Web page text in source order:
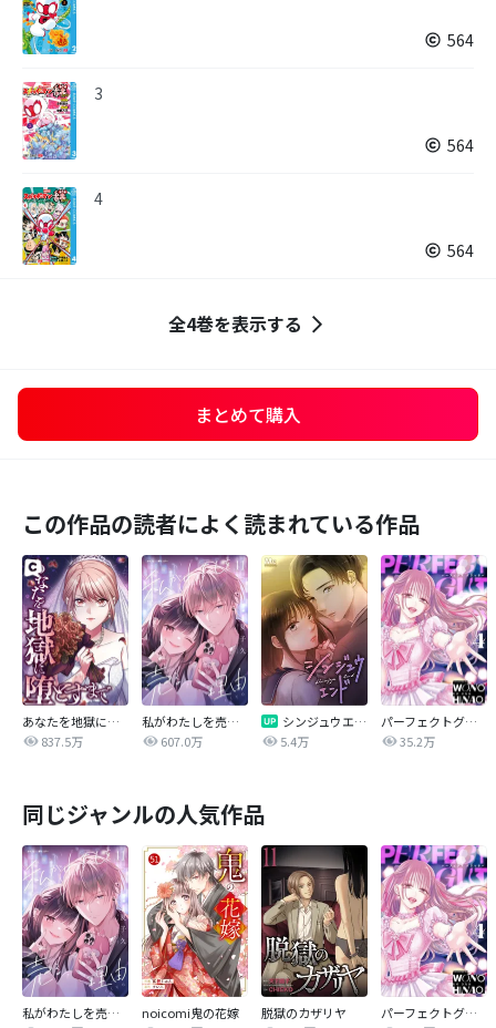
564
3
564
4
564
全4巻を表示する
まとめて購入
この作品の読者によく読まれている作品
あなたを地獄に堕とすまで
837.5万
私がわたしを売る理由
607.0万
シンジュウエンド【タテヨミ】
5.4万
パーフェクトグリッター
35.2万
同じジャンルの人気作品
私がわたしを売る理由
noicomi鬼の花嫁
脱獄のカザリヤ
パーフェクトグリッター